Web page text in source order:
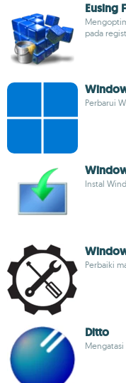
Eusing
pada
Perbarui
Instal
Perbaiki
Ditto